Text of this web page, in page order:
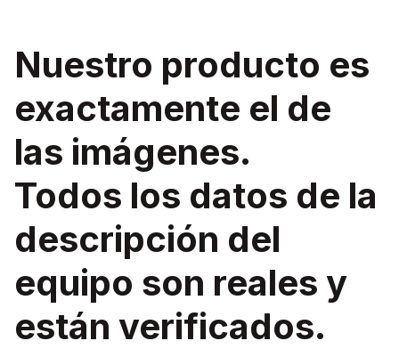
Nuestro producto es
exactamente el de
las imágenes.
Todos los datos de la
descripción del
equipo son reales y
están verificados.